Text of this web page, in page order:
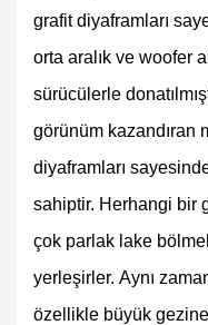
grafit diyaframları
orta aralık ve woofer
sürücülerle
görünüm kazandıran
diyaframları
sahiptir. Herhangi bir
çok parlak lake
yerleşirler. Aynı
özellikle büyük